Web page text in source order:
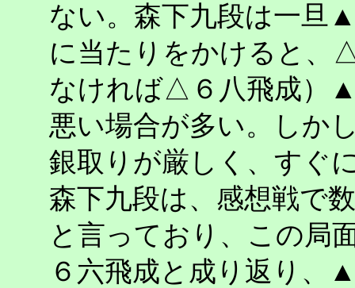
ない。森下九段は一旦
に当たりをかけると、
なければ△６八飛成）
悪い場合が多い。しか
銀取りが厳しく、すぐ
森下九段は、感想戦で
と言っており、この局
６六飛成と成り返り